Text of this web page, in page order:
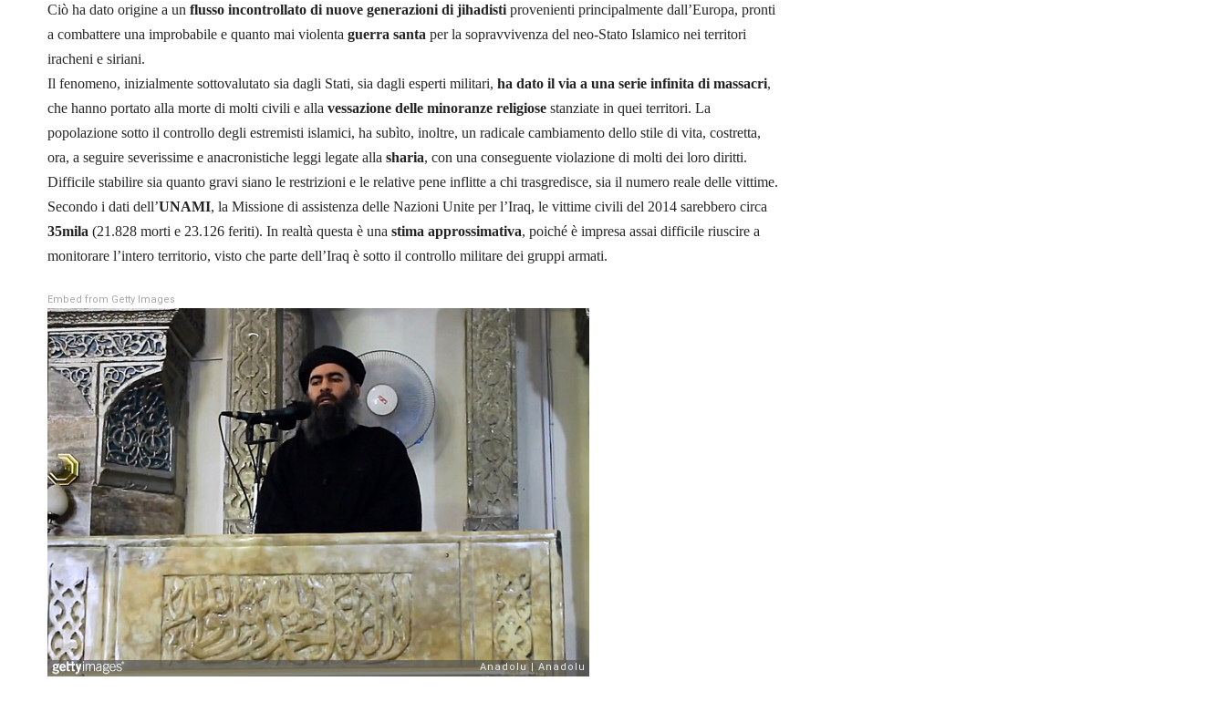
Ciò ha dato origine a un flusso incontrollato di nuove generazioni di jihadisti provenienti principalmente dall’Europa, pronti
a combattere una improbabile e quanto mai violenta guerra santa per la sopravvivenza del neo-Stato Islamico nei territori
iracheni e siriani.
Il fenomeno, inizialmente sottovalutato sia dagli Stati, sia dagli esperti militari, ha dato il via a una serie infinita di massacri,
che hanno portato alla morte di molti civili e alla vessazione delle minoranze religiose stanziate in quei territori. La
popolazione sotto il controllo degli estremisti islamici, ha subìto, inoltre, un radicale cambiamento dello stile di vita, costretta,
ora, a seguire severissime e anacronistiche leggi legate alla sharia, con una conseguente violazione di molti dei loro diritti.
Difficile stabilire sia quanto gravi siano le restrizioni e le relative pene inflitte a chi trasgredisce, sia il numero reale delle vittime.
Secondo i dati dell’UNAMI, la Missione di assistenza delle Nazioni Unite per l’Iraq, le vittime civili del 2014 sarebbero circa
35mila (21.828 morti e 23.126 feriti). In realtà questa è una stima approssimativa, poiché è impresa assai difficile riuscire a
monitorare l’intero territorio, visto che parte dell’Iraq è sotto il controllo militare dei gruppi armati.
Embed from Getty Images